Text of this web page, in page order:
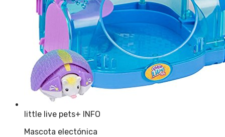
little live pets+ INFO
Mascota electónica